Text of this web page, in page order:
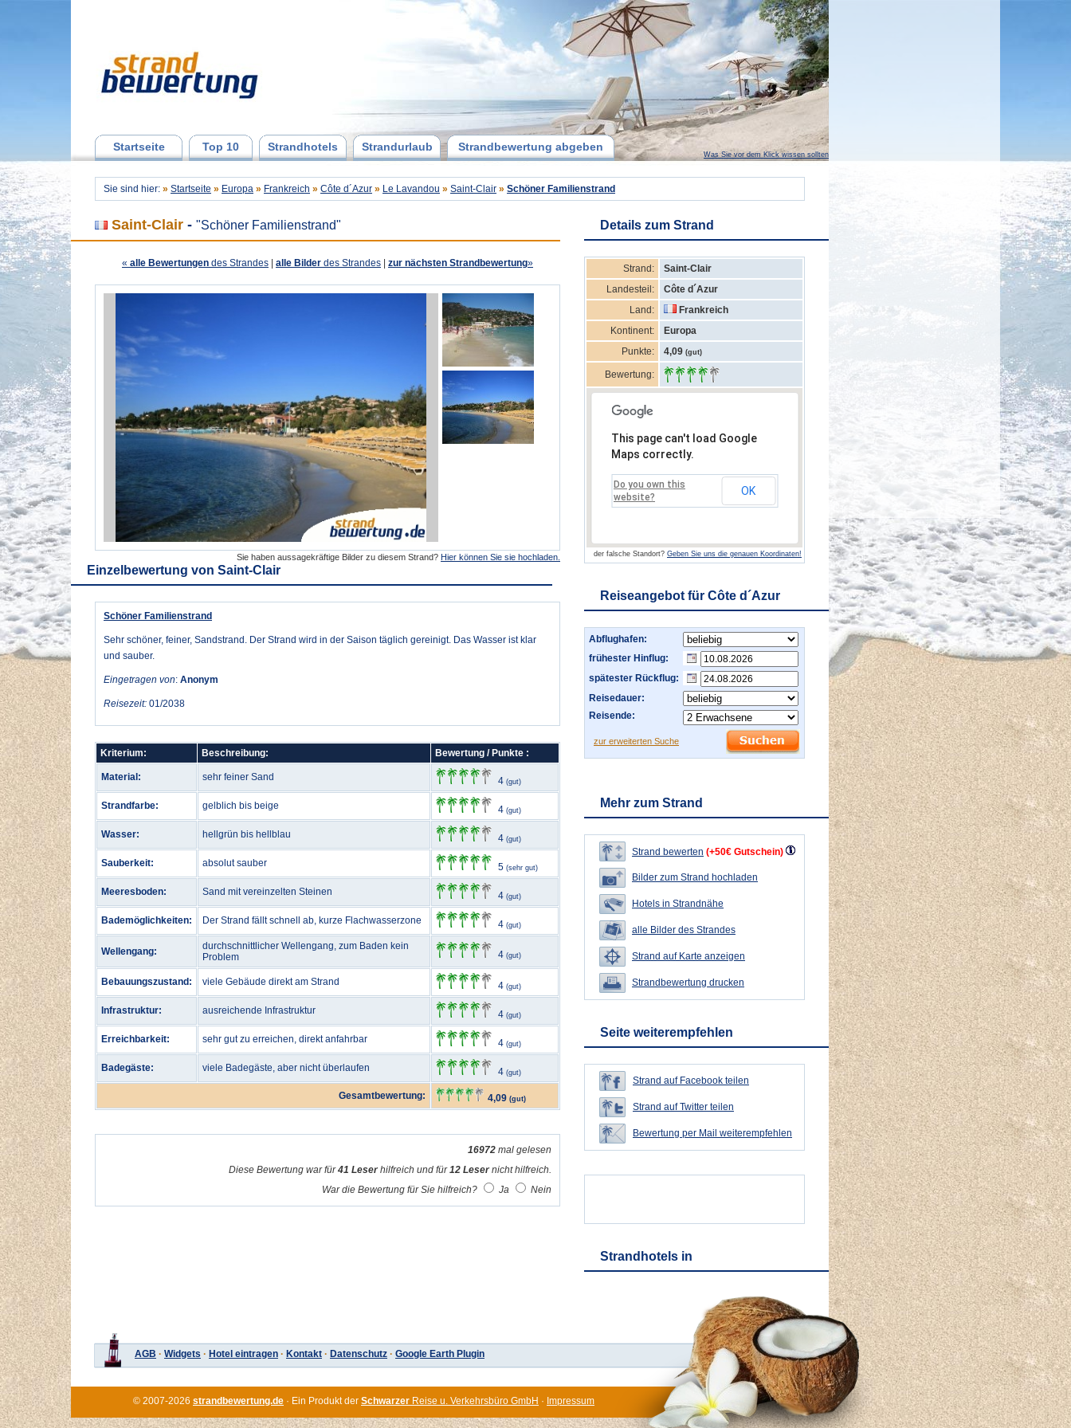
Startseite Top 10 Strandhotels Strandurlaub Strandbewertung abgeben
Was Sie vor dem Klick wissen sollten
Sie sind hier: » Startseite » Europa » Frankreich » Côte d´Azur » Le Lavandou » Saint-Clair » Schöner Familienstrand
Saint-Clair - "Schöner Familienstrand"
« alle Bewertungen des Strandes alle Bilder des Strandes zur nächsten Strandbewertung»
Sie haben aussagekräftige Bilder zu diesem Strand? Hier können Sie sie hochladen.
Einzelbewertung von Saint-Clair
Schöner Familienstrand
Sehr schöner, feiner, Sandstrand. Der Strand wird in der Saison täglich gereinigt. Das Wasser ist klar
und sauber.
Eingetragen von: Anonym
Reisezeit: 01/2038
Kriterium: Beschreibung: Bewertung / Punkte :
Material: sehr feiner Sand 4 (gut)
Strandfarbe: gelblich bis beige 4 (gut)
Wasser: hellgrün bis hellblau 4 (gut)
Sauberkeit: absolut sauber 5 (sehr gut)
Meeresboden: Sand mit vereinzelten Steinen 4 (gut)
Bademöglichkeiten: Der Strand fällt schnell ab, kurze Flachwasserzone 4 (gut)
Wellengang:
durchschnittlicher Wellengang, zum Baden kein
Problem
4 (gut)
Bebauungszustand: viele Gebäude direkt am Strand 4 (gut)
Infrastruktur: ausreichende Infrastruktur 4 (gut)
Erreichbarkeit: sehr gut zu erreichen, direkt anfahrbar 4 (gut)
Badegäste: viele Badegäste, aber nicht überlaufen 4 (gut)
Gesamtbewertung: 4,09 (gut)
16972 mal gelesen
Diese Bewertung war für41 Leserhilfreich und für12 Lesernicht hilfreich.
War die Bewertung für Sie hilfreich?
Ja Nein
Details zum Strand
Strand:
Saint-Clair
Landesteil:
Côte d´Azur
Land:
Frankreich
Kontinent:
Europa
Punkte:
4,09 (gut)
Bewertung:
This page can't load Google
Maps correctly.
Do you own this
website?
OK
der falsche Standort? Geben Sie uns die genauen Koordinaten!
Reiseangebot für Côte d´Azur
Abflughafen:
frühester Hinflug:
spätester Rückflug:
Reisedauer:
Reisende:
zur erweiterten Suche
Mehr zum Strand
Strand bewerten (+50€ Gutschein)
Bilder zum Strand hochladen
Hotels in Strandnähe
alle Bilder des Strandes
Strand auf Karte anzeigen
Strandbewertung drucken
Seite weiterempfehlen
Strand auf Facebook teilen
Strand auf Twitter teilen
Bewertung per Mail weiterempfehlen
Strandhotels in
AGB · Widgets · Hotel eintragen · Kontakt · Datenschutz · Google Earth Plugin
© 2007-2026 strandbewertung.de · Ein Produkt der Schwarzer Reise u. Verkehrsbüro GmbH · Impressum